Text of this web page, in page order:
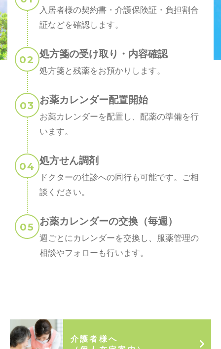
入居者様の契約書・介護保険証・負担割合
証などを確認します。
処方箋の受け取り・内容確認
処方箋と残薬をお預かりします。
お薬カレンダー配置開始
お薬カレンダーを配置し、配薬の準備を行
います。
処方せん調剤
ドクターの往診への同行も可能です。ご相
談ください。
お薬カレンダーの交換（毎週）
週ごとにカレンダーを交換し、服薬管理の
相談やフォローも行います。
介護者様へ